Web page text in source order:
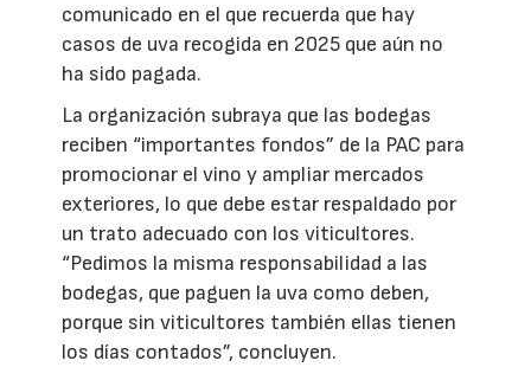
comunicado en el que recuerda que hay
casos de uva recogida en 2025 que aún no
ha sido pagada.
La organización subraya que las bodegas
reciben “importantes fondos” de la PAC para
promocionar el vino y ampliar mercados
exteriores, lo que debe estar respaldado por
un trato adecuado con los viticultores.
“Pedimos la misma responsabilidad a las
bodegas, que paguen la uva como deben,
porque sin viticultores también ellas tienen
los días contados”, concluyen.